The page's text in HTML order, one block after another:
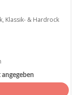
Klassik- & Hardrock